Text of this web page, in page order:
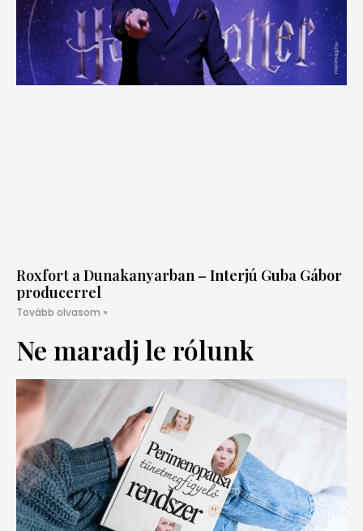
Roxfort a Dunakanyarban – Interjú Guba Gábor
producerrel
Tovább olvasom »
Ne maradj le rólunk